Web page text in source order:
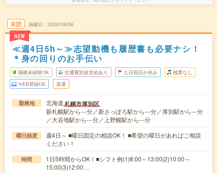
未読
NEW
掲載日 2026/08/06
≪週4日5h～≫志望動機も履歴書も必要ナシ！
＊身の回りのお手伝い
職種未経験OK 交通費別途支給あり 土日祝日が休み 残業なし
WEB登録OK 派遣
勤務地 北海道札幌市厚別区
新札幌駅から---分／新さっぽろ駅から---分／厚別駅から---分
／大谷地駅から---分／上野幌駅から---分
曜日頻度
週4日～ ■曜日固定の相談OK！ ■希望の曜日があればご相談
ください！
時間
1日5時間からOK！■シフト例(1)8:00～13:00(2)10:00～
15:00(3)12:00…